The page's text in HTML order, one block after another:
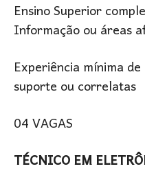
Ensino Superior
Informação ou áreas
Experiência mínima
suporte ou correlatas
04 VAGAS
TÉCNICO EM